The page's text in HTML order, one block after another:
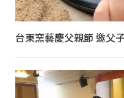
台東窯藝慶父親節 邀父